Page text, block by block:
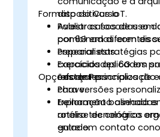
dispositivos IoT.
Avaliar casos de uso
por 6G em diferentes
Preparar estratégias
capacidades 6G em
existentes.
Formato do Curso
Palestras focadas em
combinadas com
especialistas.
Exercícios aplicados
reforçar princípios de
chave.
Exploração baseada
análise de cenários
guiado.
Opções de Personalização
Para versões
treinamento
roteiro tecnológico
entre em contato